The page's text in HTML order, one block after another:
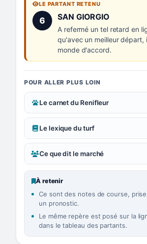
LE PARTANT RETENU
6 Numéro 6 :
SAN GIORGIO
A refermé un tel retard en
qu'avec un meilleur départ,
monde d'accord.
POUR ALLER PLUS LOIN
Le carnet du Renifleur
Le lexique du turf
Ce que dit le marché
À retenir
Ce sont des notes de course,
un pronostic.
Le même repère est posé sur la
dans le tableau des partants.